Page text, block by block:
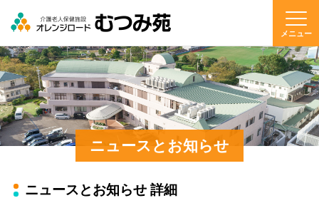
メニュー
ニュースとお知らせ
ニュースとお知らせ 詳細